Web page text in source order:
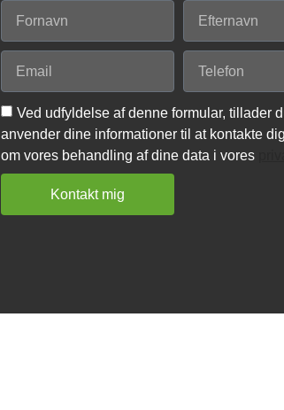
Ved udfyldelse af denne formular, tillader
anvender dine informationer til at kontakte
om vores behandling af dine data i vores
Kontakt mig